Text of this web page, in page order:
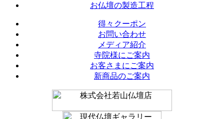
お仏壇の製造工程
得々クーポン
お問い合わせ
メディア紹介
寺院様にご案内
お客さまにご案内
新商品のご案内